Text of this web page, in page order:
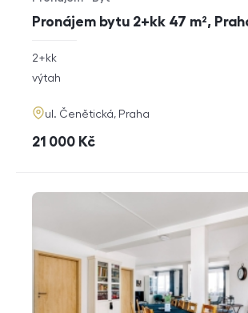
Pronájem bytu 2+kk 47 m²,
Typ nabídky
Typ nemovitosti
rozměry
dispozice
2+kk
funkce
výtah
adresa
ul. Čenětická, Praha
cena
21 000 Kč